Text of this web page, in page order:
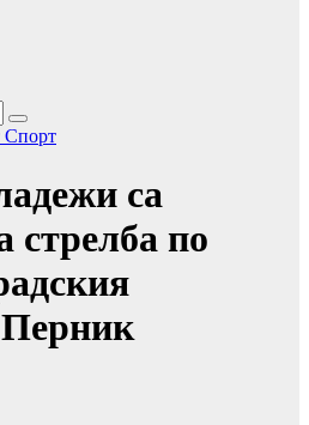
Спорт
са
стрелба по